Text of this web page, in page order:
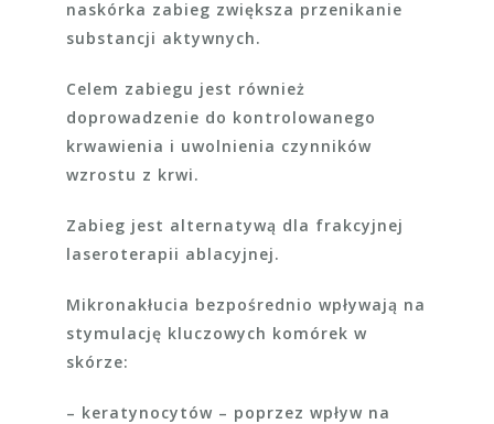
naskórka zabieg zwiększa przenikanie
substancji aktywnych.
Celem zabiegu jest również
doprowadzenie do kontrolowanego
krwawienia i uwolnienia czynników
wzrostu z krwi.
Zabieg jest alternatywą dla frakcyjnej
laseroterapii ablacyjnej.
Mikronakłucia bezpośrednio wpływają na
stymulację kluczowych komórek w
skórze:
– keratynocytów – poprzez wpływ na